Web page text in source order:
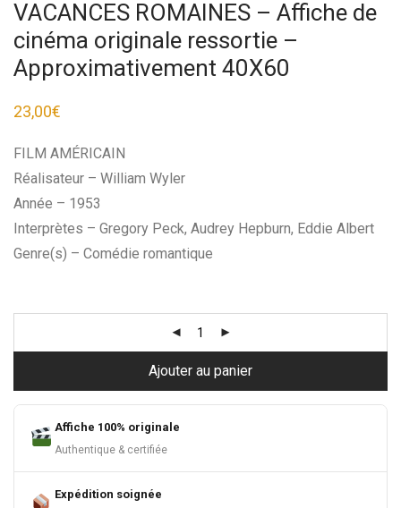
VACANCES ROMAINES – Affiche de
cinéma originale ressortie –
Approximativement 40X60
23,00€
FILM AMÉRICAIN
Réalisateur – William Wyler
Année – 1953
Interprètes – Gregory Peck, Audrey Hepburn, Eddie Albert
Genre(s) – Comédie romantique
Ajouter au panier
Affiche 100% originale
Authentique & certifiée
Expédition soignée